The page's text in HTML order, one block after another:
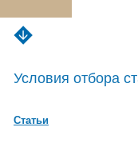
Условия отбора
Статьи